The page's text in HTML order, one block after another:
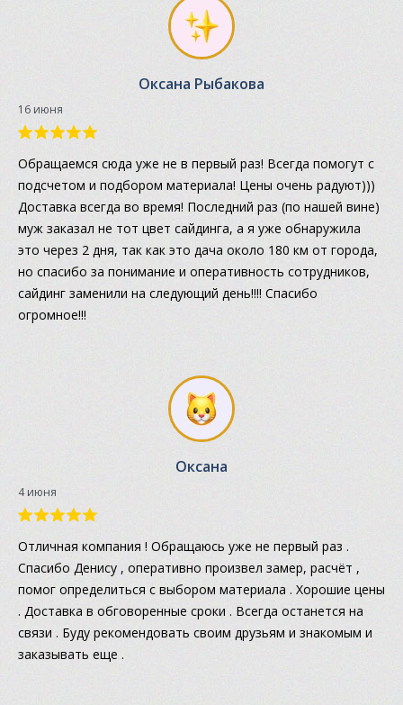
Оксана Рыбакова
16 июня
Обращаемся сюда уже не в первый раз! Всегда помогут с
подсчетом и подбором материала! Цены очень радуют)))
Доставка всегда во время! Последний раз (по нашей вине)
муж заказал не тот цвет сайдинга, а я уже обнаружила
это через 2 дня, так как это дача около 180 км от города,
но спасибо за понимание и оперативность сотрудников,
сайдинг заменили на следующий день!!!! Спасибо
огромное!!!
Оксана
4 июня
Отличная компания ! Обращаюсь уже не первый раз .
Спасибо Денису , оперативно произвел замер, расчёт ,
помог определиться с выбором материала . Хорошие цены
. Доставка в обговоренные сроки . Всегда останется на
связи . Буду рекомендовать своим друзьям и знакомым и
заказывать еще .